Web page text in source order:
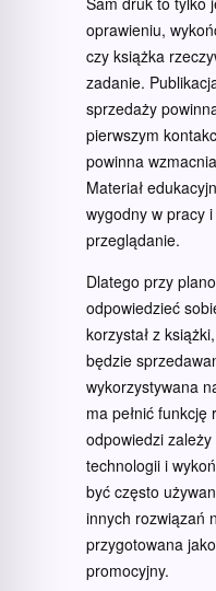
oprawieniu,
czy książka
zadanie.
sprzedaży
pierwszym
powinna
Materiał
wygodny w pracy
przeglądanie.
Dlatego przy
odpowiedzieć
korzystał z
będzie
wykorzystywana
ma pełnić
odpowiedzi
technologii i
być często
innych rozwiązań
przygotowana
promocyjny.